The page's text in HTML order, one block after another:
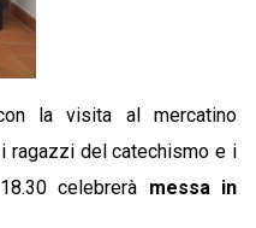
la visita al mercatino
ragazzi del catechismo e i
celebrerà messa in